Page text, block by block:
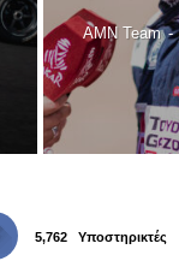
AMN Team -
5,762 Υποστηρικτές